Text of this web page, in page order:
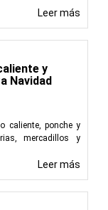
Leer más
y
Navidad
caliente, ponche y
mercadillos y
Leer más